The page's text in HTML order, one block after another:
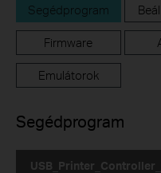
Segédprogram
Firmware
Emulátorok
Segédprogram